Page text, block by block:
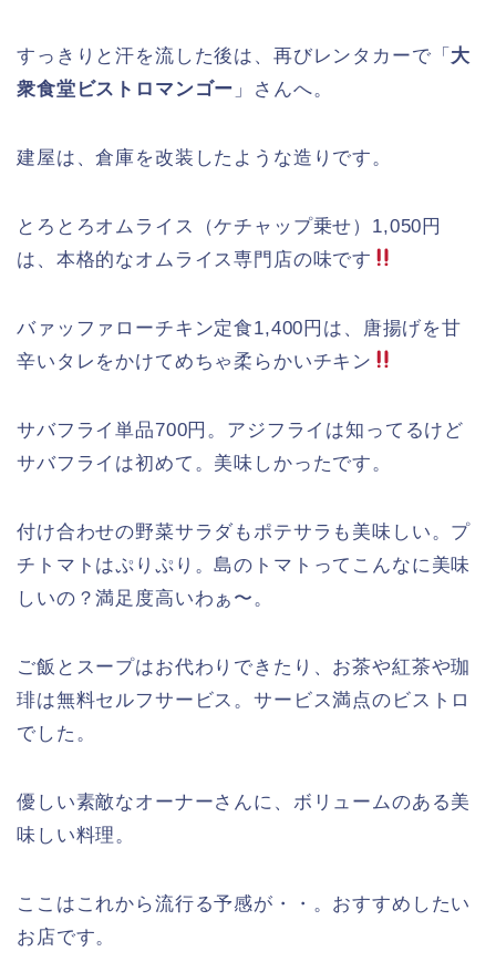
すっきりと汗を流した後は、再びレンタカーで「 大
衆食堂ビストロマンゴー 」さんへ。
建屋は、倉庫を改装したような造りです。
とろとろオムライス（ケチャップ乗せ）1,050円
は、本格的なオムライス専門店の味です
バァッファローチキン定食1,400円は、唐揚げを甘
辛いタレをかけてめちゃ柔らかいチキン
サバフライ単品700円。アジフライは知ってるけど
サバフライは初めて。美味しかったです。
付け合わせの野菜サラダもポテサラも美味しい。プ
チトマトはぷりぷり。島のトマトってこんなに美味
しいの？満足度高いわぁ〜。
ご飯とスープはお代わりできたり、お茶や紅茶や珈
琲は無料セルフサービス。サービス満点のビストロ
でした。
優しい素敵なオーナーさんに、ボリュームのある美
味しい料理。
ここはこれから流行る予感が・・。おすすめしたい
お店です。